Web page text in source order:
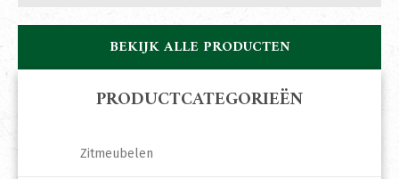
BEKIJK ALLE PRODUCTEN
PRODUCTCATEGORIEËN
Zitmeubelen